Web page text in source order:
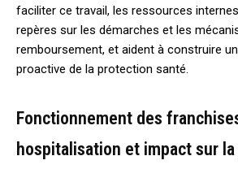
faciliter ce travail, les ressources
repères sur les démarches et les
remboursement, et aident à construire
proactive de la protection santé.
Fonctionnement des
hospitalisation et impact sur